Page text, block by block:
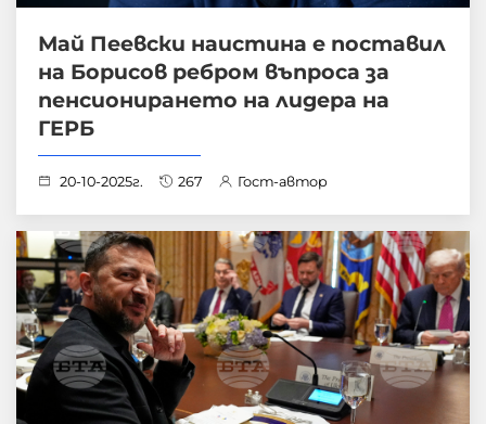
Май Пеевски наистина е поставил
на Борисов ребром въпроса за
пенсионирането на лидера на
ГЕРБ
20-10-2025г. 267 Гост-автор